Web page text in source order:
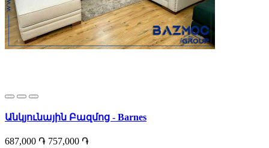
Անկյունային Բազմոց - Barnes
687,000 ֏ 757,000 ֏